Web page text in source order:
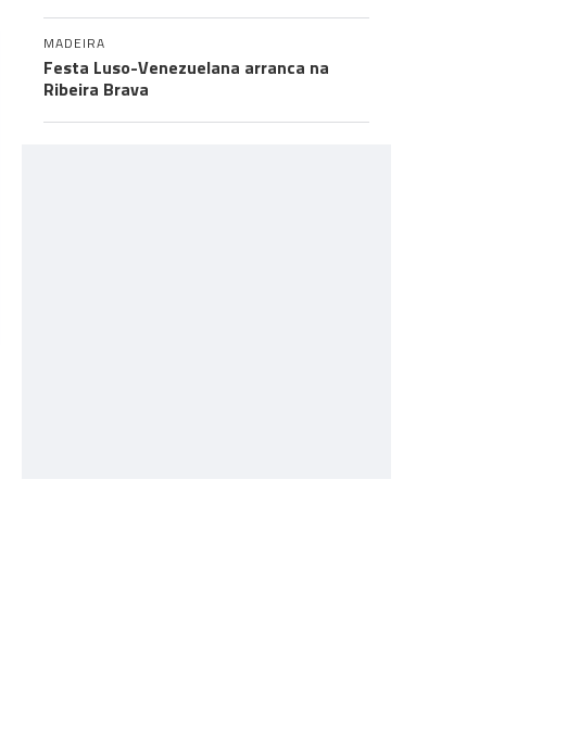
MADEIRA
Festa Luso-Venezuelana arranca na
Ribeira Brava